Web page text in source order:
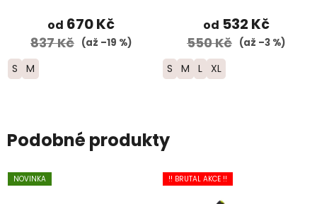
žluté/modré
od 670 Kč
837 Kč (až –19 %)
S M
od 532 Kč
550 Kč (až –3 %)
S M L XL
Podobné produkty
NOVINKA !! BRUTAL AKCE !!